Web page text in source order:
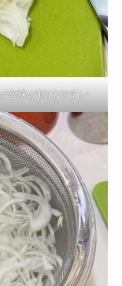
辛味が抜けやすい